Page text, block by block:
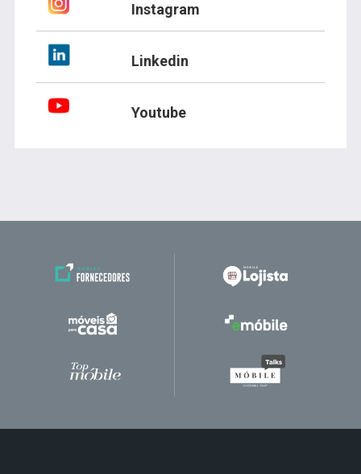
Instagram
Linkedin
Youtube